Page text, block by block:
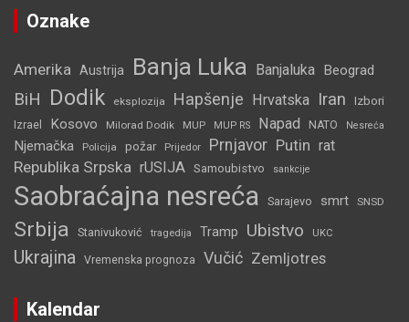
Oznake
Amerika Austrija Banja Luka Banjaluka Beograd
BiH Dodik eksplozija Hapšenje Hrvatska Iran Izbori
Izrael Kosovo Milorad Dodik MUP MUP RS Napad NATO Nesreća
Njemačka Policija požar Prijedor Prnjavor Putin rat
Republika Srpska rUSIJA Samoubistvo sankcije
Saobraćajna nesreća Sarajevo smrt SNSD
Srbija Stanivuković tragedija Tramp Ubistvo UKC
Ukrajina Vremenska prognoza Vučić Zemljotres
Kalendar